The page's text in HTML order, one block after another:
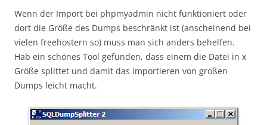
Wenn der Import bei phpmyadmin nicht funktioniert oder
dort die Größe des Dumps beschränkt ist (anscheinend bei
vielen freehostern so) muss man sich anders behelfen.
Hab ein schönes Tool gefunden, dass einem die Datei in x
Größe splittet und damit das importieren von großen
Dumps leicht macht.